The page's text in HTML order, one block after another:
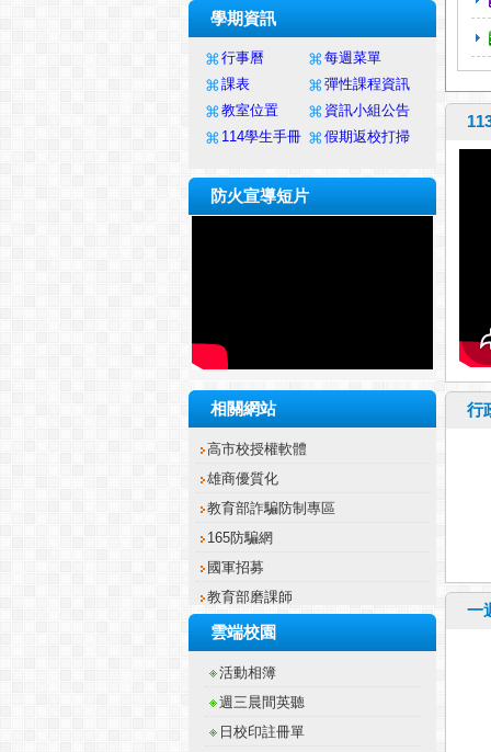
學期資訊
行事曆
每週菜單
課表
彈性課程資訊
教室位置
資訊小組公告
114學生手冊
假期返校打掃
防火宣導短片
相關網站
165防騙網
國軍招募
教育部磨課師
雄商健康促進網
環境教育
雄商賃居服務網
雄商交通安全網
防治學生藥物濫用
雲端校園
週三晨間英聽
日校印註冊單
夜校印註冊單
行
一